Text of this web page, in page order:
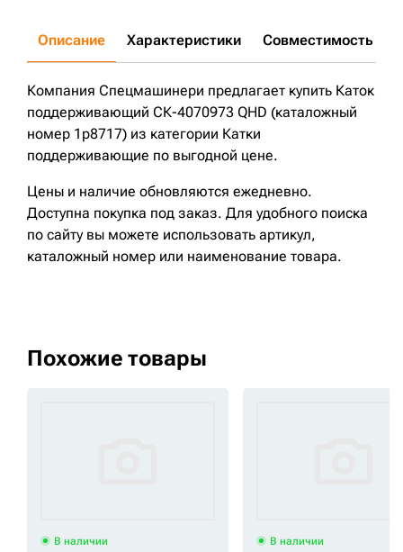
Описание Характеристики Совместимость
Компания Спецмашинери предлагает купить Каток
поддерживающий СК-4070973 QHD (каталожный
номер 1p8717) из категории Катки
поддерживающие по выгодной цене.
Цены и наличие обновляются ежедневно.
Доступна покупка под заказ. Для удобного поиска
по сайту вы можете использовать артикул,
каталожный номер или наименование товара.
Похожие товары
В наличии
В наличии